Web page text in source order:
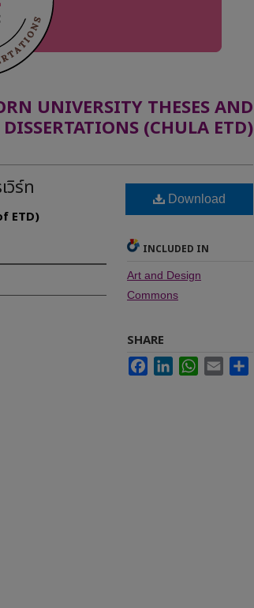
UNIVERSITY THESES AND
DISSERTATIONS (CHULA ETD)
ร์ท
ETD)
Download
INCLUDED IN
Art and Design
Commons
SHARE
FacebookLinkedInWhatsApp
Email